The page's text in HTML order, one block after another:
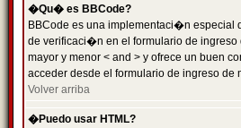
�Qu� es BBCode?
BBCode es una implementaci�n especial
de verificaci�n en el formulario de ingreso
mayor y menor < and > y ofrece un buen
acceder desde el formulario de ingreso de
Volver arriba
�Puedo usar HTML?